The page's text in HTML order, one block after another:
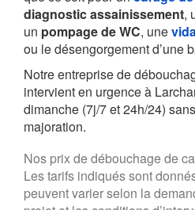
diagnostic assainissement,
un pompage de WC, une
ou le désengorgement d’une
Notre entreprise de
intervient en urgence à
dimanche (7j/7 et 24h/24)
majoration.
Nos prix de débouchage de
Les tarifs indiqués sont
peuvent varier selon la